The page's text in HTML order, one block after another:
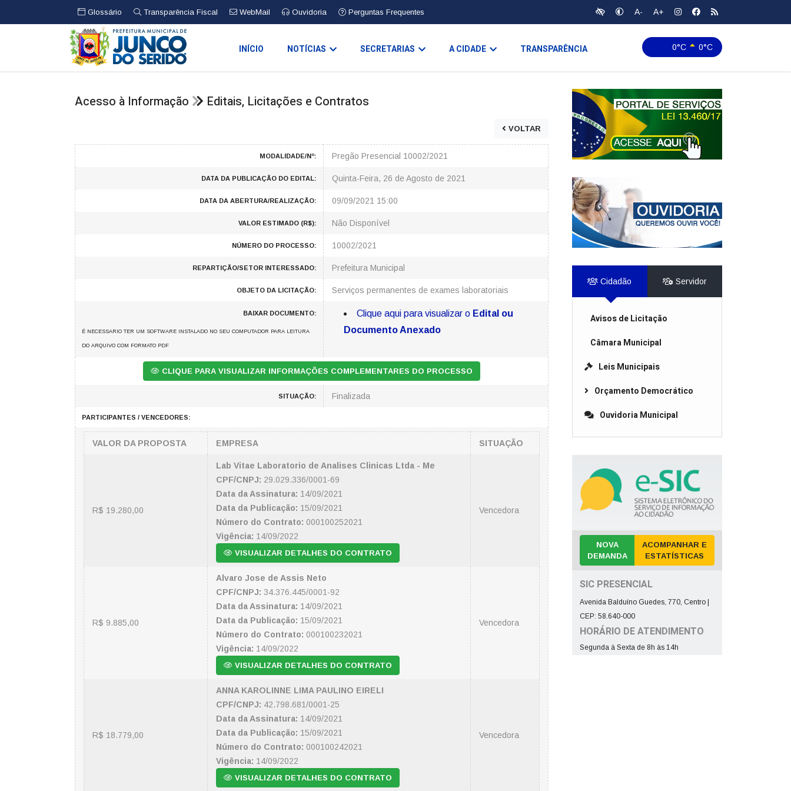
Glossário Transparência Fiscal WebMail Ouvidoria Perguntas Frequentes A- A+
0°C 0°C
INÍCIO NOTÍCIAS SECRETARIAS A CIDADE TRANSPARÊNCIA
Acesso à Informação Editais, Licitações e Contratos
VOLTAR
MODALIDADE/Nº: Pregão Presencial 10002/2021
DATA DA PUBLICAÇÃO DO EDITAL: Quinta-Feira, 26 de Agosto de 2021
DATA DA ABERTURA/REALIZAÇÃO: 09/09/2021 15:00
VALOR ESTIMADO (R$): Não Disponível
NÚMERO DO PROCESSO: 10002/2021
REPARTIÇÃO/SETOR INTERESSADO: Prefeitura Municipal
OBJETO DA LICITAÇÃO: Serviços permanentes de exames laboratoriais
BAIXAR DOCUMENTO:
É NECESSARIO TER UM SOFTWARE INSTALADO NO SEU COMPUTADOR PARA LEITURA
DO ARQUIVO COM FORMATO PDF
Clique aqui para visualizar o Edital ou
Documento Anexado
CLIQUE PARA VISUALIZAR INFORMAÇÕES COMPLEMENTARES DO PROCESSO
SITUAÇÃO: Finalizada
PARTICIPANTES / VENCEDORES:
VALOR DA PROPOSTA EMPRESA SITUAÇÃO
R$ 19.280,00
Lab Vitae Laboratorio de Analises Clinicas Ltda - Me
CPF/CNPJ: 29.029.336/0001-69
Data da Assinatura: 14/09/2021
Data da Publicação: 15/09/2021
Número do Contrato: 000100252021
Vigência: 14/09/2022
VISUALIZAR DETALHES DO CONTRATO
Vencedora
R$ 9.885,00
Alvaro Jose de Assis Neto
CPF/CNPJ: 34.376.445/0001-92
Data da Assinatura: 14/09/2021
Data da Publicação: 15/09/2021
Número do Contrato: 000100232021
Vigência: 14/09/2022
VISUALIZAR DETALHES DO CONTRATO
Vencedora
R$ 18.779,00
ANNA KAROLINNE LIMA PAULINO EIRELI
CPF/CNPJ: 42.798.681/0001-25
Data da Assinatura: 14/09/2021
Data da Publicação: 15/09/2021
Número do Contrato: 000100242021
Vigência: 14/09/2022
VISUALIZAR DETALHES DO CONTRATO
Vencedora
Cidadão Servidor
Avisos de Licitação
Câmara Municipal
Leis Municipais
Orçamento Democrático
Ouvidoria Municipal
NOVA
DEMANDA
ACOMPANHAR E
ESTATÍSTICAS
SIC PRESENCIAL
Avenida Balduíno Guedes, 770, Centro |
CEP: 58.640-000
HORÁRIO DE ATENDIMENTO
Segunda à Sexta de 8h às 14h